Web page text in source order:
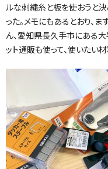
ルな刺繍糸と板を使おうと
った。メモにもあるとおり、
ん、愛知県長久手市にある大
ット通販も使って、使いたい